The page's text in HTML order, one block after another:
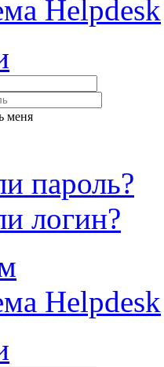
Helpdesk
меня
пароль?
логин?
Helpdesk